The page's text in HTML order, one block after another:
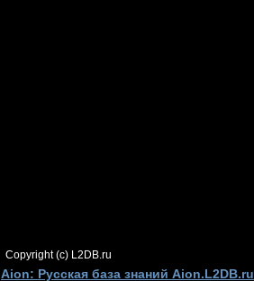
Copyright (c) L2DB.ru
Aion: Русская база знаний Aion.L2DB.ru